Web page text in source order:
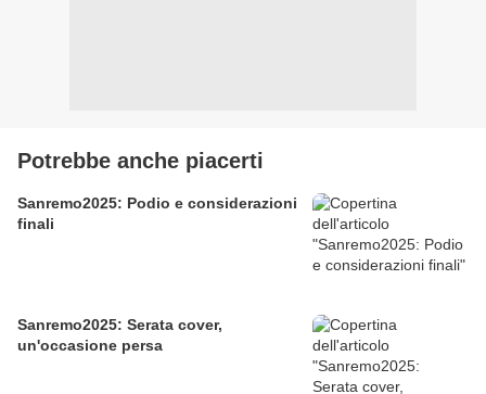
Potrebbe anche piacerti
Sanremo2025: Podio e considerazioni
finali
Sanremo2025: Serata cover,
un'occasione persa